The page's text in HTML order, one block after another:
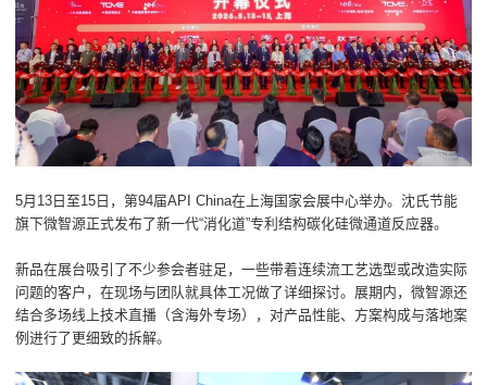
5月13日至15日，第94届API China在上海国家会展中心举办。沈氏节能
旗下微智源正式发布了新一代“消化道”专利结构碳化硅微通道反应器。
新品在展台吸引了不少参会者驻足，一些带着连续流工艺选型或改造实际
问题的客户，在现场与团队就具体工况做了详细探讨。展期内，微智源还
结合多场线上技术直播（含海外专场），对产品性能、方案构成与落地案
例进行了更细致的拆解。